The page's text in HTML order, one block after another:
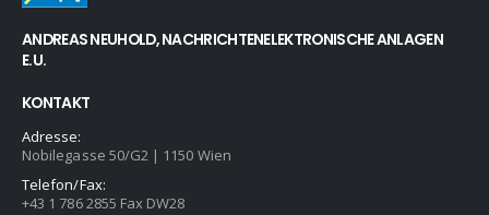
ANDREAS NEUHOLD, NACHRICHTENELEKTRONISCHE ANLAGEN
E.U.
KONTAKT
Adresse:
Nobilegasse 50/G2 | 1150 Wien
Telefon/Fax:
+43 1 786 2855 Fax DW28